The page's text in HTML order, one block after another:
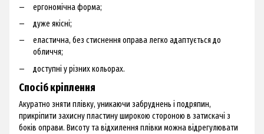
ергономічна форма;
дуже якісні;
еластична, без стиснення оправа легко адаптується до
обличчя;
доступні у різних кольорах.
Спосіб кріплення
Акуратно зняти плівку, уникаючи забруднень і подряпин,
прикріпити захисну пластину широкою стороною в затискачі з
боків оправи. Висоту та відхилення плівки можна відрегулювати